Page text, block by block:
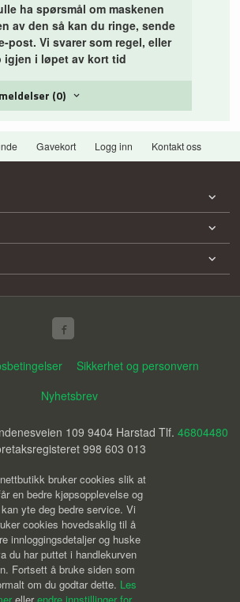
ha spørsmål om maskenen
av den så kan du ringe, sende
post. Vi svarer som regel, eller
igjen i løpet av kort tid
(0)
Gavekort Logg inn Kontakt oss
Sikkerhet og personvern
Nyhetsbrev
109 9404 Harstad Tlf. 46804480
998 603 013
bruker cookies slik at
en bedre kjøpsopplevelse og
yte deg bedre service. Vi
cookies hovedsaklig til å
innloggingsdetaljer og huske
du har puttet i handlekurven
Fortsett å bruke siden som
om du godtar dette. Les